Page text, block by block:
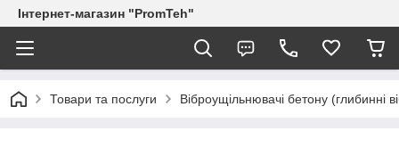
Інтернет-магазин "PromTeh"
Товари та послуги Віброущільнювачі бетону (глибинні